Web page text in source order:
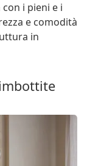
con i pieni e i
e comodità
in